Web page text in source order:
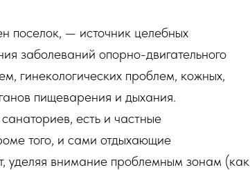
поселок, — источник целебных
заболеваний опорно-двигательного
гинекологических проблем, кожных,
пищеварения и дыхания.
есть и частные
того, и сами отдыхающие
уделяя внимание проблемным зонам (как